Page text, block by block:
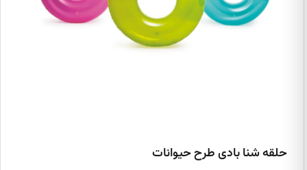
حلقه شنا بادی طرح حیوانات